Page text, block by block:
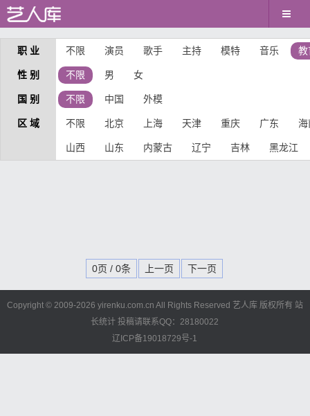
职 业 不限 演员 歌手 主持 模特 音乐 教
性 别 不限 男 女
国 别 不限 中国 外模
区 域 不限 北京 上海 天津 重庆 广东 海
山西 山东 内蒙古 辽宁 吉林 黑龙江
0页 / 0条 上一页 下一页
Copyright © 2009-2026 yirenku.com.cn All Rights Reserved 艺人库 版权所有 站
长统计 投稿请联系QQ：28180022
辽ICP备19018729号-1